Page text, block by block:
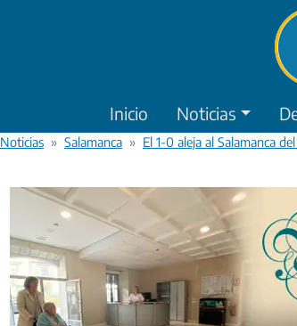
Inicio Noticias
Noticias Salamanca El 1-0 aleja al Salamanca